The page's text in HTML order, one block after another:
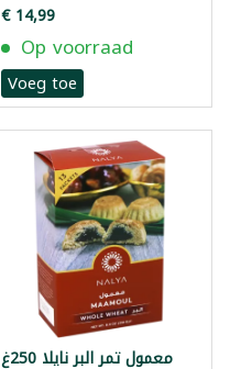
€ 14,99
Op voorraad
Voeg toe
معمول تمر البر نايلا 250غ